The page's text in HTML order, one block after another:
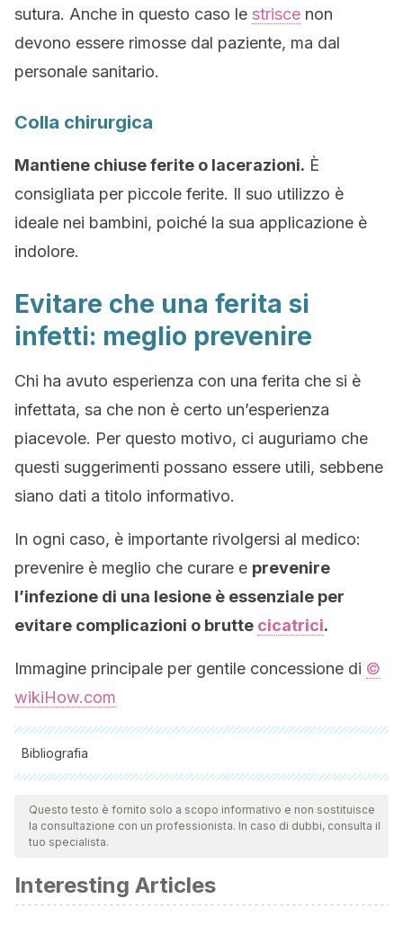
sutura. Anche in questo caso le strisce non
devono essere rimosse dal paziente, ma dal
personale sanitario.
Colla chirurgica
Mantiene chiuse ferite o lacerazioni. È
consigliata per piccole ferite. Il suo utilizzo è
ideale nei bambini, poiché la sua applicazione è
indolore.
Evitare che una ferita si
infetti: meglio prevenire
Chi ha avuto esperienza con una ferita che si è
infettata, sa che non è certo un’esperienza
piacevole. Per questo motivo, ci auguriamo che
questi suggerimenti possano essere utili, sebbene
siano dati a titolo informativo.
In ogni caso, è importante rivolgersi al medico:
prevenire è meglio che curare e prevenire
l’infezione di una lesione è essenziale per
evitare complicazioni o brutte cicatrici.
Immagine principale per gentile concessione di ©
wikiHow.com
Bibliografia
Tutte le fonti citate sono state esaminate a fondo dal nostro
team per garantirne la qualità, l'affidabilità, l'attualità e la
validità. La bibliografia di questo articolo è stata considerata
Diegelmann, R. F. (2004). Wound healing: an overview of
acute, fibrotic and delayed healing. Frontiers in Bioscience.
Questo testo è fornito solo a scopo informativo e non sostituisce
la consultazione con un professionista. In caso di dubbi, consulta il
tuo specialista.
Interesting Articles